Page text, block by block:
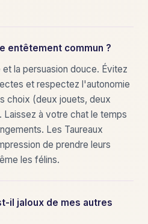
entêtement commun ?
la persuasion douce. Évitez
et respectez l'autonomie
choix (deux jouets, deux
Laissez à votre chat le temps
Les Taureaux
de prendre leurs
les félins.
il jaloux de mes autres